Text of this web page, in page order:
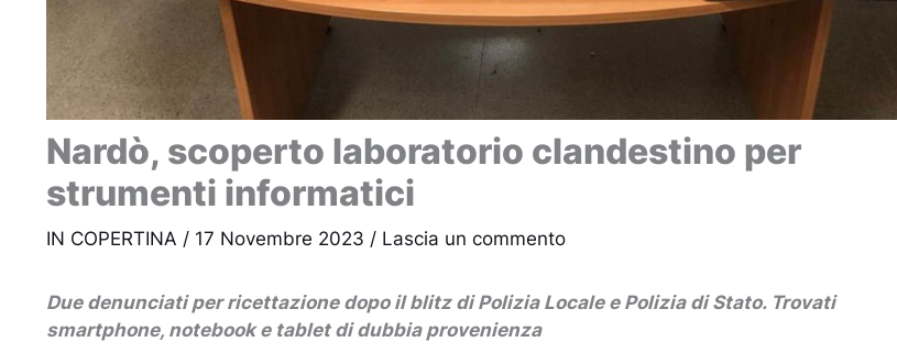
Nardò, scoperto laboratorio clandestino per
strumenti informatici
IN COPERTINA / 17 Novembre 2023 / Lascia un commento
Due denunciati per ricettazione dopo il blitz di Polizia Locale e Polizia di Stato. Trovati
smartphone, notebook e tablet di dubbia provenienza